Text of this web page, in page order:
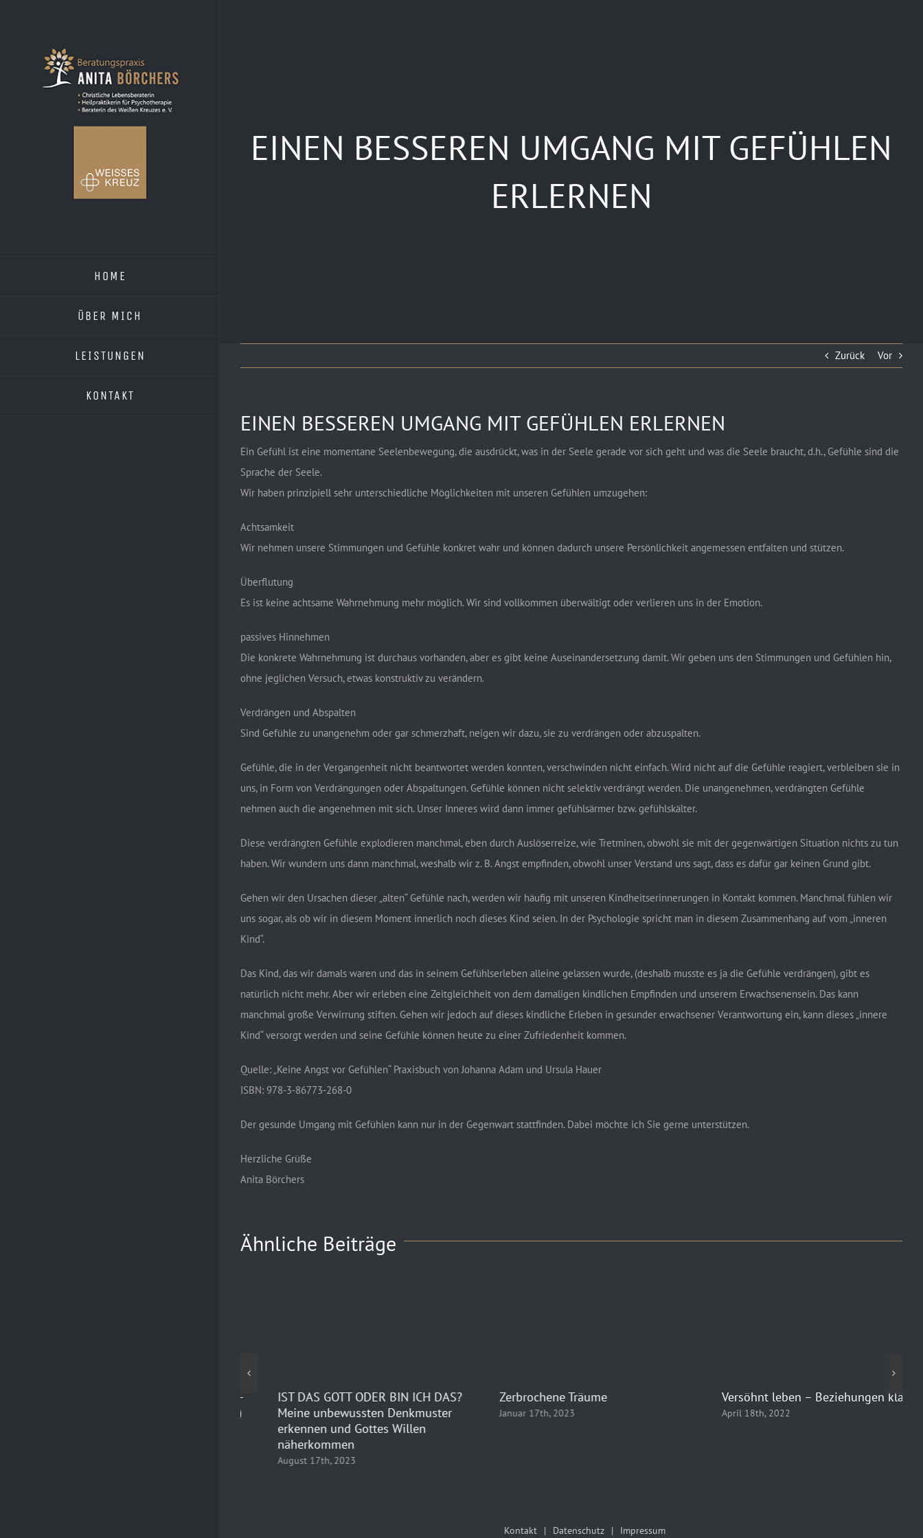
HOME
ÜBER MICH
LEISTUNGEN
KONTAKT
EINEN BESSEREN UMGANG MIT GEFÜHLEN
ERLERNEN
Zurück Vor
EINEN BESSEREN UMGANG MIT GEFÜHLEN ERLERNEN
Ein Gefühl ist eine momentane Seelenbewegung, die ausdrückt, was in der Seele gerade vor sich geht und was die Seele braucht, d.h., Gefühle sind die
Sprache der Seele.
Wir haben prinzipiell sehr unterschiedliche Möglichkeiten mit unseren Gefühlen umzugehen:
Achtsamkeit
Wir nehmen unsere Stimmungen und Gefühle konkret wahr und können dadurch unsere Persönlichkeit angemessen entfalten und stützen.
Überflutung
Es ist keine achtsame Wahrnehmung mehr möglich. Wir sind vollkommen überwältigt oder verlieren uns in der Emotion.
passives Hinnehmen
Die konkrete Wahrnehmung ist durchaus vorhanden, aber es gibt keine Auseinandersetzung damit. Wir geben uns den Stimmungen und Gefühlen hin,
ohne jeglichen Versuch, etwas konstruktiv zu verändern.
Verdrängen und Abspalten
Sind Gefühle zu unangenehm oder gar schmerzhaft, neigen wir dazu, sie zu verdrängen oder abzuspalten.
Gefühle, die in der Vergangenheit nicht beantwortet werden konnten, verschwinden nicht einfach. Wird nicht auf die Gefühle reagiert, verbleiben sie in
uns, in Form von Verdrängungen oder Abspaltungen. Gefühle können nicht selektiv verdrängt werden. Die unangenehmen, verdrängten Gefühle
nehmen auch die angenehmen mit sich. Unser Inneres wird dann immer gefühlsärmer bzw. gefühlskälter.
Diese verdrängten Gefühle explodieren manchmal, eben durch Auslöserreize, wie Tretminen, obwohl sie mit der gegenwärtigen Situation nichts zu tun
haben. Wir wundern uns dann manchmal, weshalb wir z. B. Angst empfinden, obwohl unser Verstand uns sagt, dass es dafür gar keinen Grund gibt.
Gehen wir den Ursachen dieser „alten“ Gefühle nach, werden wir häufig mit unseren Kindheitserinnerungen in Kontakt kommen. Manchmal fühlen wir
uns sogar, als ob wir in diesem Moment innerlich noch dieses Kind seien. In der Psychologie spricht man in diesem Zusammenhang auf vom „inneren
Kind“.
Das Kind, das wir damals waren und das in seinem Gefühlserleben alleine gelassen wurde, (deshalb musste es ja die Gefühle verdrängen), gibt es
natürlich nicht mehr. Aber wir erleben eine Zeitgleichheit von dem damaligen kindlichen Empfinden und unserem Erwachsenensein. Das kann
manchmal große Verwirrung stiften. Gehen wir jedoch auf dieses kindliche Erleben in gesunder erwachsener Verantwortung ein, kann dieses „innere
Kind“ versorgt werden und seine Gefühle können heute zu einer Zufriedenheit kommen.
Quelle: „Keine Angst vor Gefühlen“ Praxisbuch von Johanna Adam und Ursula Hauer
ISBN: 978-3-86773-268-0
Der gesunde Umgang mit Gefühlen kann nur in der Gegenwart stattfinden. Dabei möchte ich Sie gerne unterstützen.
Herzliche Grüße
Anita Börchers
Ähnliche Beiträge
IST DAS GOTT ODER BIN ICH DAS?
Meine unbewussten Denkmuster
erkennen und Gottes Willen
näherkommen
August 17th, 2023
Zerbrochene Träume
Januar 17th, 2023
Versöhnt leben – Beziehungen klären
April 18th, 2022
Kontakt Datenschutz Impressum